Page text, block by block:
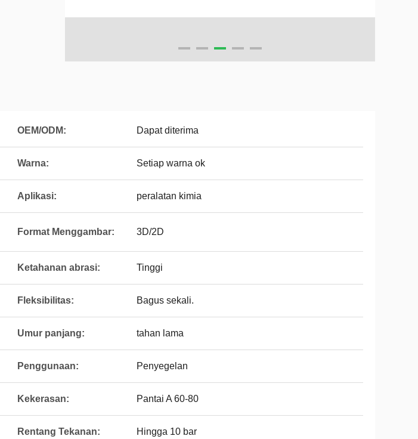
OEM/ODM: Dapat diterima
Warna: Setiap warna ok
Aplikasi: peralatan kimia
Format Menggambar: 3D/2D
Ketahanan abrasi: Tinggi
Fleksibilitas: Bagus sekali.
Umur panjang: tahan lama
Penggunaan: Penyegelan
Kekerasan: Pantai A 60-80
Rentang Tekanan: Hingga 10 bar